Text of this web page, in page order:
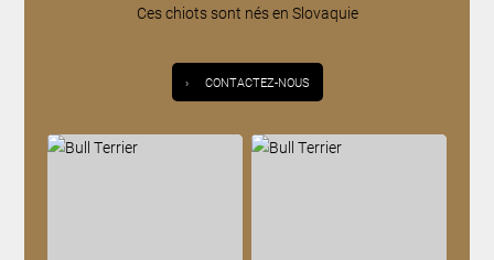
Ces chiots sont nés en Slovaquie
› CONTACTEZ-NOUS